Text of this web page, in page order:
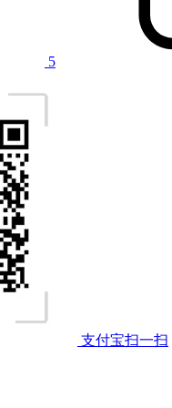
5
支付宝扫一扫